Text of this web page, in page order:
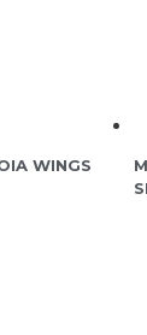
WINGS